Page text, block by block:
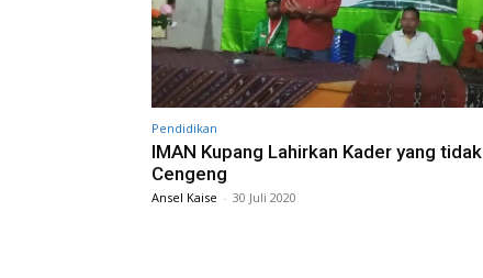
Pendidikan
IMAN Kupang Lahirkan Kader yang tidak
Cengeng
Ansel Kaise - 30 Juli 2020